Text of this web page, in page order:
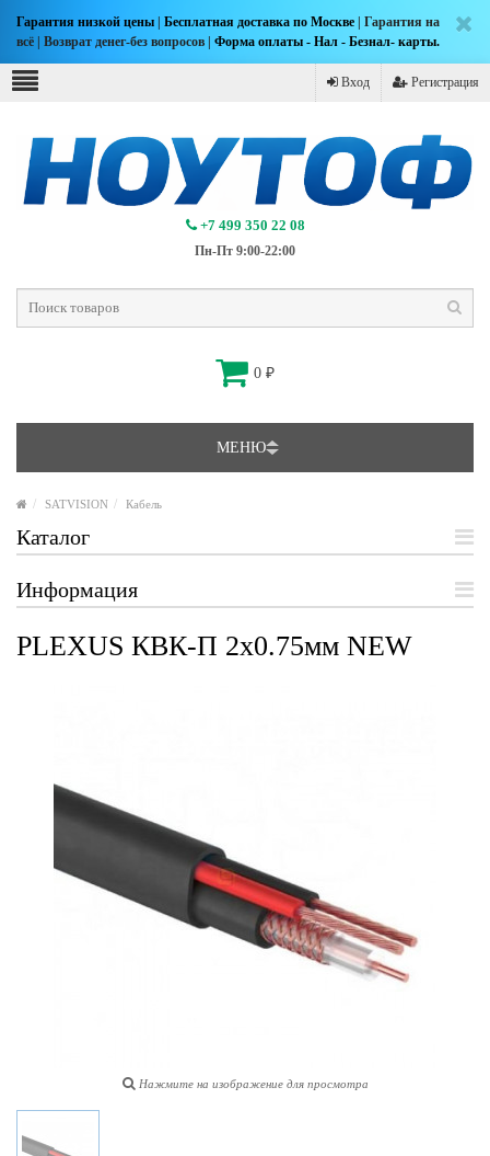
Гарантия низкой цены Бесплатная доставка по Москве | Гарантия на
всё | Возврат денег-без вопросов | Форма оплаты - Нал - Безнал- карты.
Вход Регистрация
+7 499 350 22 08
Пн-Пт 9:00-22:00
0 ₽
МЕНЮ
SATVISION Кабель
Каталог
Информация
PLEXUS КВК-П 2х0.75мм NEW
Нажмите на изображение для просмотра